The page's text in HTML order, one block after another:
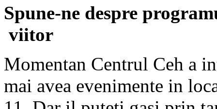
Spune-ne despre
viitor
Momentan Centrul Ceh a
mai avea evenimente in